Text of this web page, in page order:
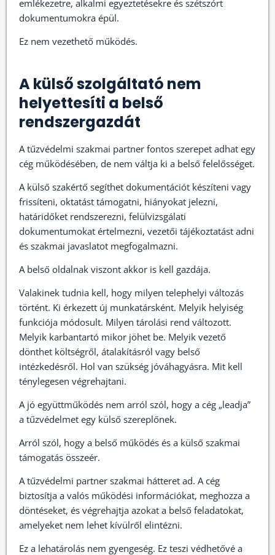
emlékezetre, alkalmi egyeztetésekre és szétszórt
dokumentumokra épül.
Ez nem vezethető működés.
A külső szolgáltató nem
helyettesíti a belső
rendszergazdát
A tűzvédelmi szakmai partner fontos szerepet adhat egy
cég működésében, de nem váltja ki a belső felelősséget.
A külső szakértő segíthet dokumentációt készíteni vagy
frissíteni, oktatást támogatni, hiányokat jelezni,
határidőket rendszerezni, felülvizsgálati
dokumentumokat értelmezni, vezetői tájékoztatást adni
és szakmai javaslatot megfogalmazni.
A belső oldalnak viszont akkor is kell gazdája.
Valakinek tudnia kell, hogy milyen telephelyi változás
történt. Ki érkezett új munkatársként. Melyik helyiség
funkciója módosult. Milyen tárolási rend változott.
Melyik karbantartó mikor jöhet be. Melyik vezető
dönthet költségről, átalakításról vagy belső
intézkedésről. Hol van szükség jóváhagyásra. Mit kell
ténylegesen végrehajtani.
A jó együttműködés nem arról szól, hogy a cég „leadja”
a tűzvédelmet egy külső szereplőnek.
Arról szól, hogy a belső működés és a külső szakmai
támogatás összeér.
A tűzvédelmi partner szakmai hátteret ad. A cég
biztosítja a valós működési információkat, meghozza a
döntéseket, és végrehajtja azokat a belső feladatokat,
amelyeket nem lehet kívülről elintézni.
Ez a lehatárolás nem gyengeség. Ez teszi védhetővé a